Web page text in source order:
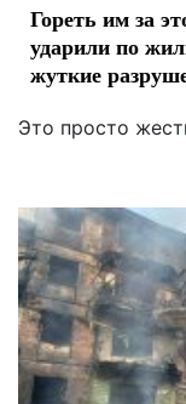
Гореть им за
ударили по
жуткие
Это просто